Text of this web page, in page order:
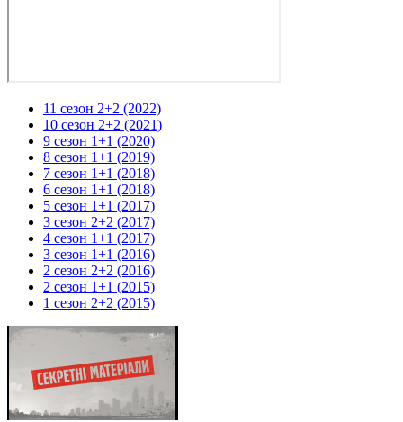
11 сезон 2+2 (2022)
10 сезон 2+2 (2021)
9 сезон 1+1 (2020)
8 сезон 1+1 (2019)
7 сезон 1+1 (2018)
6 сезон 1+1 (2018)
5 сезон 1+1 (2017)
3 сезон 2+2 (2017)
4 сезон 1+1 (2017)
3 сезон 1+1 (2016)
2 сезон 2+2 (2016)
2 сезон 1+1 (2015)
1 сезон 2+2 (2015)